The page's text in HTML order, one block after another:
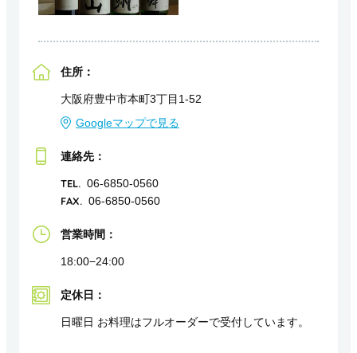
住所：
大阪府豊中市本町3丁目1-52
Googleマップで見る
連絡先：
TEL. 06-6850-0560
FAX. 06-6850-0560
営業時間：
18:00−24:00
定休日：
日曜日 お料理はフルオーダーで受付しています。